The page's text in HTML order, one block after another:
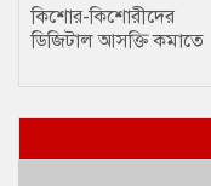
কিশোর-কিশোরীদের
ডিজিটাল আসক্তি কমাতে